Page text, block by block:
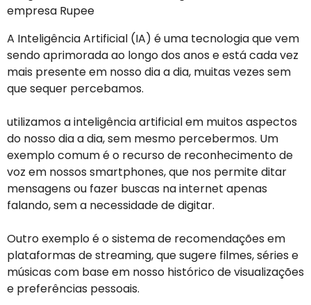
A Inteligência Artificial (IA) é uma tecnologia que vem
sendo aprimorada ao longo dos anos e está cada vez
mais presente em nosso dia a dia, muitas vezes sem
que sequer percebamos.
utilizamos a inteligência artificial em muitos aspectos
do nosso dia a dia, sem mesmo percebermos. Um
exemplo comum é o recurso de reconhecimento de
voz em nossos smartphones, que nos permite ditar
mensagens ou fazer buscas na internet apenas
falando, sem a necessidade de digitar.
Outro exemplo é o sistema de recomendações em
plataformas de streaming, que sugere filmes, séries e
músicas com base em nosso histórico de visualizações
e preferências pessoais.